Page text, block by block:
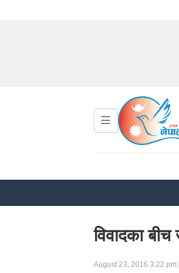
विवादका बीच
August 23, 2016 3:22 pm|